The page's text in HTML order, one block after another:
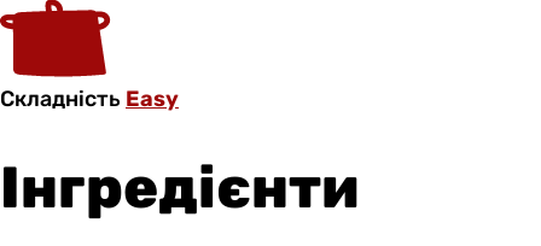
Складність Easy
Інгредієнти